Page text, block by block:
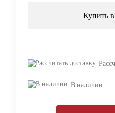
Купить
В наличии